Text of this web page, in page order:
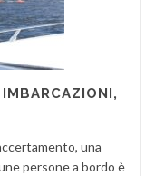
una
persone a bordo è